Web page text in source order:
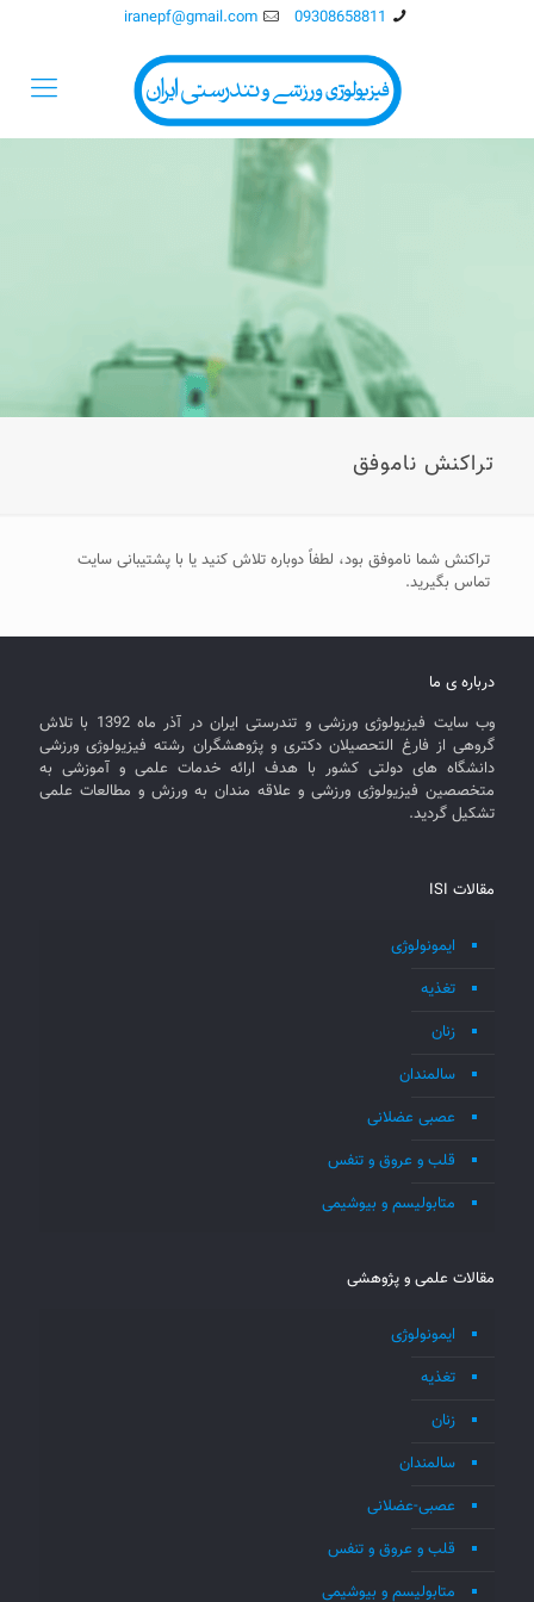
09308658811
iranepf@gmail.com
تراکنش ناموفق
تراکنش شما ناموفق بود، لطفاً دوباره تلاش کنید یا با پشتیبانی سایت
تماس بگیرید.
درباره ی ما
وب سایت فیزیولوژی ورزشی و تندرستی ایران در آذر ماه 1392 با تلاش
گروهی از فارغ التحصیلان دکتری و پژوهشگران رشته فیزیولوژی ورزشی
دانشگاه های دولتی کشور با هدف ارائه خدمات علمی و آموزشی به
متخصصین فیزیولوژی ورزشی و علاقه مندان به ورزش و مطالعات علمی
تشکیل گردید.
مقالات ISI
ایمونولوژی
تغذیه
زنان
سالمندان
عصبی عضلانی
قلب و عروق و تنفس
متابولیسم و بیوشیمی
مقالات علمی و پژوهشی
ایمونولوژی
تغذیه
زنان
سالمندان
عصبی-عضلانی
قلب و عروق و تنفس
متابولیسم و بیوشیمی